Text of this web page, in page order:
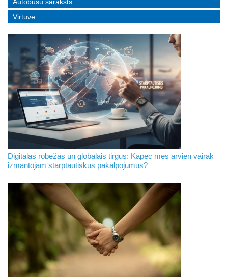
Virtuve
Digitālās robežas un globālais tirgus: Kāpēc mēs arvien vairāk
izmantojam starptautiskus pakalpojumus?